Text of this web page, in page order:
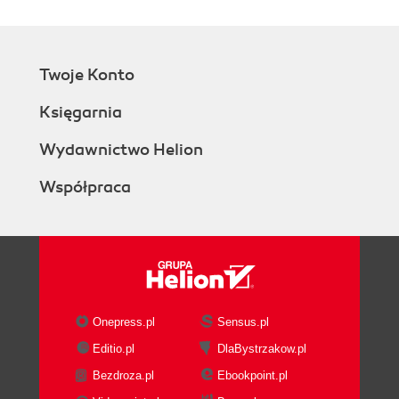
podstawie nazw (59)
Inne typowe właściwości sekwencji (63)
Zakresy sekwencji (63)
przechowywania danych (65)
Ćwiczenia (66)
Rozdział 4. Podejmowanie decyzji (69)
Porównywanie wartości - czy są takie same? (69)
Operacja przeciwna - nierówność (71)
Twoje Konto
Księgarnia
Wydawnictwo Helion
Współpraca
Onepress.pl
Sensus.pl
Editio.pl
DlaBystrzakow.pl
Bezdroza.pl
Ebookpoint.pl